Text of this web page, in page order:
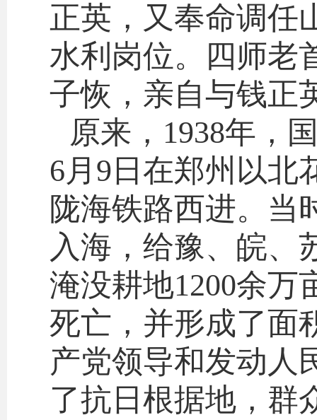
正英，又奉命调任
水利岗位。四师老
子恢，亲自与钱正
原来，1938年，
6月9日在郑州以北
陇海铁路西进。当
入海，给豫、皖、
淹没耕地1200余万
死亡，并形成了面
产党领导和发动人
了抗日根据地，群